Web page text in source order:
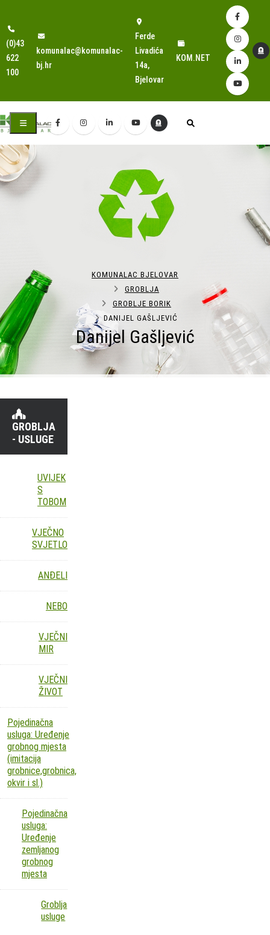
(0)43
622
100
komunalac@komunalac-
bj.hr
Ferde
Livadića
14a,
Bjelovar
KOM.NET
Danijel Gašljević
KOMUNALAC BJELOVAR
GROBLJA
GROBLJE BORIK
DANIJEL GAŠLJEVIĆ
GROBLJA
- USLUGE
UVIJEK
S
TOBOM
VJEČNO
SVJETLO
ANĐELI
NEBO
VJEČNI
MIR
VJEČNI
ŽIVOT
Pojedinačna
usluga: Uređenje
grobnog mjesta
(imitacija
grobnice,grobnica,
okvir i sl.)
Pojedinačna
usluga:
Uređenje
zemljanog
grobnog
mjesta
Groblja
usluge